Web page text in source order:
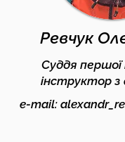
Ревчук
Суддя першої
інструктор з
e-mail: